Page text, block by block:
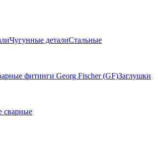
Чугунные деталиСтальные
фитинги Georg Fischer (GF)Заглушки
сварные